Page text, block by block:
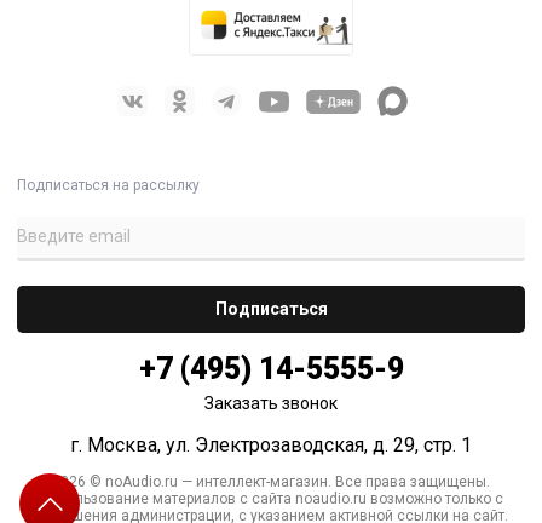
Подписаться на рассылку
+7 (495) 14-5555-9
Заказать звонок
г. Москва, ул. Электрозаводская, д. 29, стр. 1
2026 © noAudio.ru — интеллект-магазин. Все права защищены.
Использование материалов с сайта noaudio.ru возможно только с
разрешения администрации, с указанием активной ссылки на сайт.